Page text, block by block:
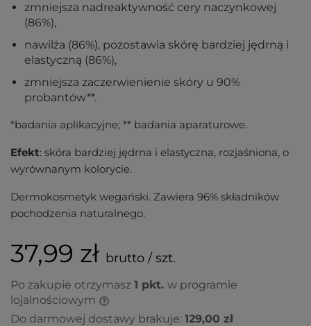
zmniejsza nadreaktywność cery naczynkowej
(86%),
nawilża (86%), pozostawia skórę bardziej jędrną i
elastyczną (86%),
zmniejsza zaczerwienienie skóry u 90%
probantów**.
*badania aplikacyjne; ** badania aparaturowe.
Efekt: skóra bardziej jędrna i elastyczna, rozjaśniona, o
wyrównanym kolorycie.
Dermokosmetyk wegański. Zawiera 96% składników
pochodzenia naturalnego.
37,99 zł brutto / szt.
Po zakupie otrzymasz 1 pkt. w programie
lojalnościowym
Do darmowej dostawy brakuje: 129,00 zł